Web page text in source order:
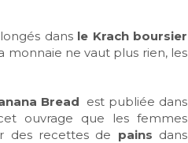
dans le Krach boursier
monnaie ne vaut plus rien, les
Bread est publiée dans
ouvrage que les femmes
des recettes de pains dans